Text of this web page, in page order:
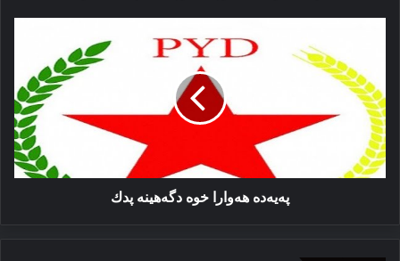
پەیەدە
خوە
دگەھینە
پدك
پەیەدە ھەوارا خوە دگەھینە پدك